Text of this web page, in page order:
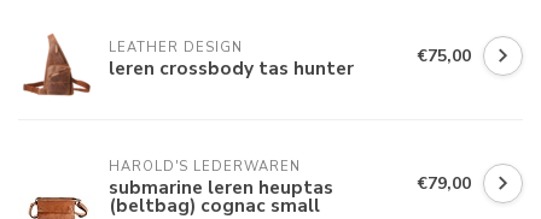
LEATHER DESIGN
leren crossbody tas hunter €75,00
HAROLD'S LEDERWAREN
submarine leren heuptas
(beltbag) cognac small
€79,00